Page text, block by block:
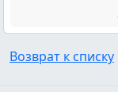
Возврат к списку